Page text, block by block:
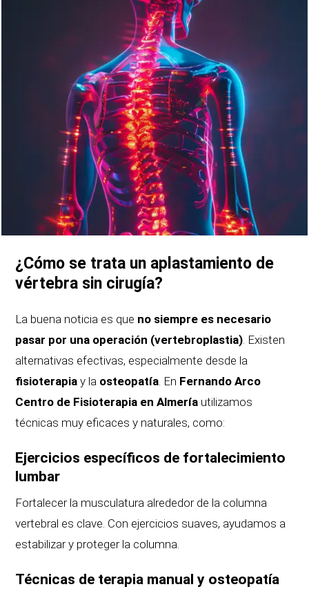
¿Cómo se trata un aplastamiento de
vértebra sin cirugía?
La buena noticia es que no siempre es necesario
pasar por una operación (vertebroplastia). Existen
alternativas efectivas, especialmente desde la
fisioterapia y la osteopatía. En Fernando Arco
Centro de Fisioterapia en Almería utilizamos
técnicas muy eficaces y naturales, como:
Ejercicios específicos de fortalecimiento
lumbar
Fortalecer la musculatura alrededor de la columna
vertebral es clave. Con ejercicios suaves, ayudamos a
estabilizar y proteger la columna.
Técnicas de terapia manual y osteopatía